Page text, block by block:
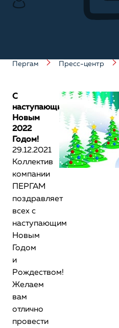
Пергам Пресс-центр
С
наступающим
Новым
2022
Годом!
29.12.2021
Коллектив
компании
ПЕРГАМ
поздравляет
всех с
наступающим
Новым
Годом
и
Рождеством!
Желаем
вам
отлично
провести